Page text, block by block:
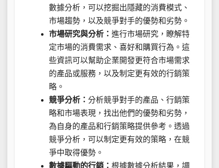
數據分析，可以挖掘出隱藏的消費模式、
市場趨勢，以及競爭對手的優勢和劣勢。
市場研究與分析： 進行市場研究，瞭解特
定市場的消費需求、喜好和購買行為。這
些資訊可以幫助企業開發更符合市場需求
的產品或服務，以及制定更有效的行銷策
略。
競爭分析： 分析競爭對手的產品、行銷策
略和市場表現，找出他們的優勢和劣勢，
為自身的產品和行銷策略提供參考。透過
競爭分析，可以制定更有效的策略，在競
爭中取得優勢。
數據驅動的行銷： 根據數據分析結果，調